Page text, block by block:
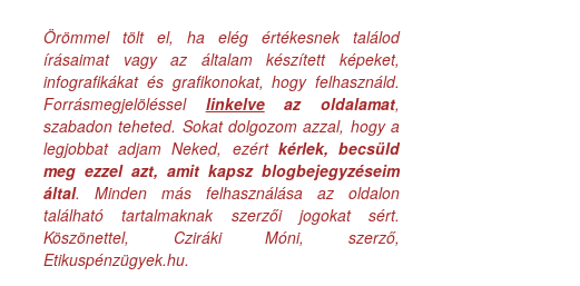
Örömmel tölt el, ha elég értékesnek találod
írásaimat vagy az általam készített képeket,
infografikákat és grafikonokat, hogy felhasználd.
Forrásmegjelöléssel linkelveaz oldalamat,
szabadon teheted. Sokat dolgozom azzal, hogy a
legjobbat adjam Neked, ezért kérlek, becsüld
meg ezzel azt, amit kapsz blogbejegyzéseim
által. Minden más felhasználása az oldalon
található tartalmaknak szerzői jogokat sért.
Köszönettel, Cziráki Móni, szerző,
Etikuspénzügyek.hu.